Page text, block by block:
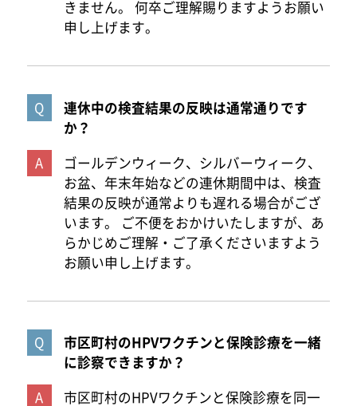
きません。 何卒ご理解賜りますようお願い
申し上げます。
連休中の検査結果の反映は通常通りです
か？
ゴールデンウィーク、シルバーウィーク、
お盆、年末年始などの連休期間中は、検査
結果の反映が通常よりも遅れる場合がござ
います。 ご不便をおかけいたしますが、あ
らかじめご理解・ご了承くださいますよう
お願い申し上げます。
市区町村のHPVワクチンと保険診療を一緒
に診察できますか？
市区町村のHPVワクチンと保険診療を同一